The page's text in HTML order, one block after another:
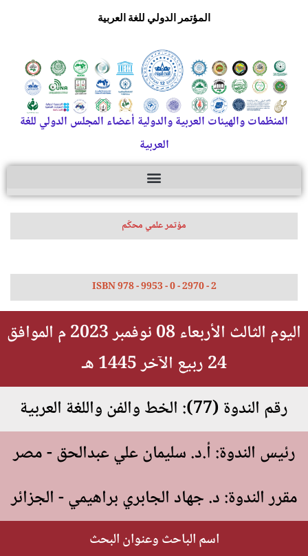
المؤتمر الدولي للغة العربية
المنظمات والهيئات العربية والدولية أعضاء المجلس الدولي للغة
العربية
مؤتمر علمي محكّم
ISBN 978 - 9953 - 0 - 2970 - 2
اليوم الثالث الأربعاء 08 نوفمبر 2023 م الموافق
24 ربيع الآخر 1445 هـ
رقم الندوة (77): الخط والفن واللغة العربية
رئيس الندوة: أ.د. سليمان علي عبدالحق - مصر
مقرر الندوة: د. جهاد الجابري براهيمي - الجزائر
اسم الباحث وعنوان البحث